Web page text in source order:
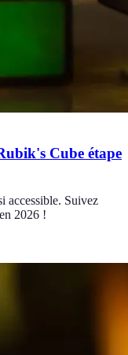
Cube étape
accessible. Suivez
2026 !